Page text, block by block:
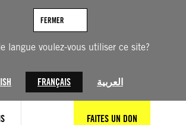
langue voulez-vous utiliser ce site?
FRANÇAIS العربية
FERMER
FAITES UN DON